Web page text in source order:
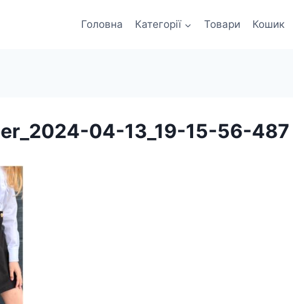
Головна Категорії Товари Кошик
04-13_19-15-56-487